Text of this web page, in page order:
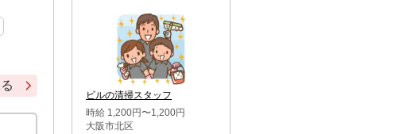
市・鶴ケ島市・千葉市中央
区・市川市・松戸市・習志野
市・柏市・流山市・八千代
市・足立区・江戸川区・八王
子市・町田市
ビルの清掃スタッフ
時給 1,200円〜1,200円
大阪市北区